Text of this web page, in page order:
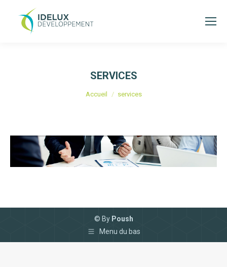
SERVICES
Vous êtes ici :
Accueil services
© By Poush
Menu du bas